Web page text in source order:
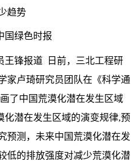
趋势
国绿色时报
王锋报道 日前，三北工程研
家卢琦研究员团队在《科学通
了中国荒漠化潜在发生区域
化潜在发生区域的演变规律,预
预测，未来中国荒漠化潜在发
低的排放强度对减少荒漠化潜